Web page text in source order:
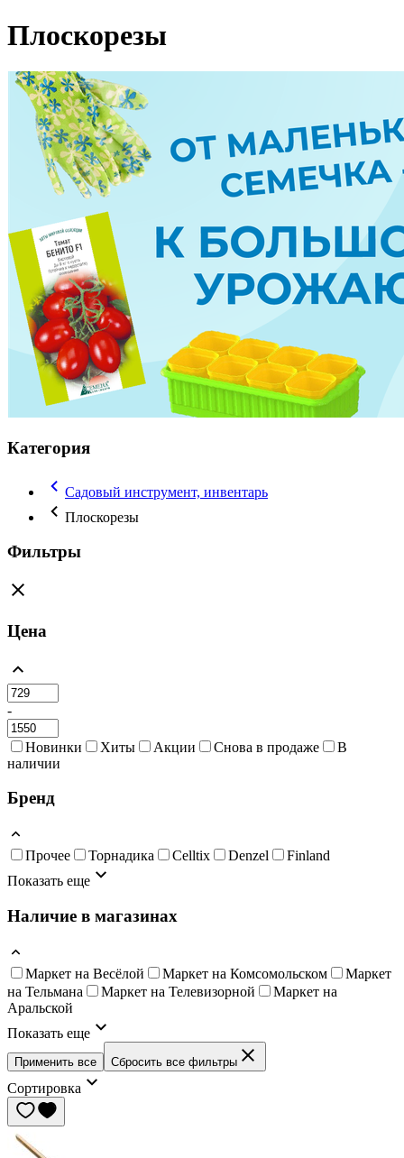
Плоскорезы
Категория
Садовый инструмент, инвентарь
Плоскорезы
Фильтры
Цена
-
Новинки Хиты Акции Снова в продаже
В
наличии
Бренд
Прочее Торнадика Celltix Denzel
Finland
Показать еще
Наличие в магазинах
Маркет на Весёлой Маркет на Комсомольском
Маркет
на Тельмана
Маркет на Телевизорной
Маркет на
Аральской
Показать еще
Применить все Сбросить все фильтры
Сортировка